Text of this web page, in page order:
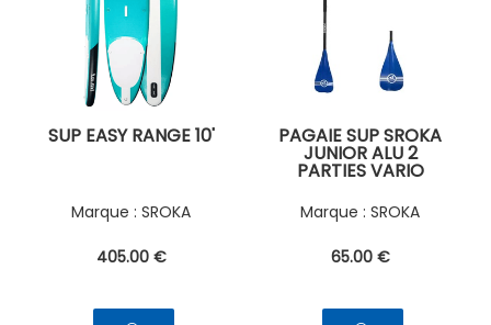
SUP EASY RANGE 10'
SROKA
405.00 €
PAGAIE SUP SROKA
JUNIOR ALU 2
PARTIES VARIO
SROKA
65.00 €